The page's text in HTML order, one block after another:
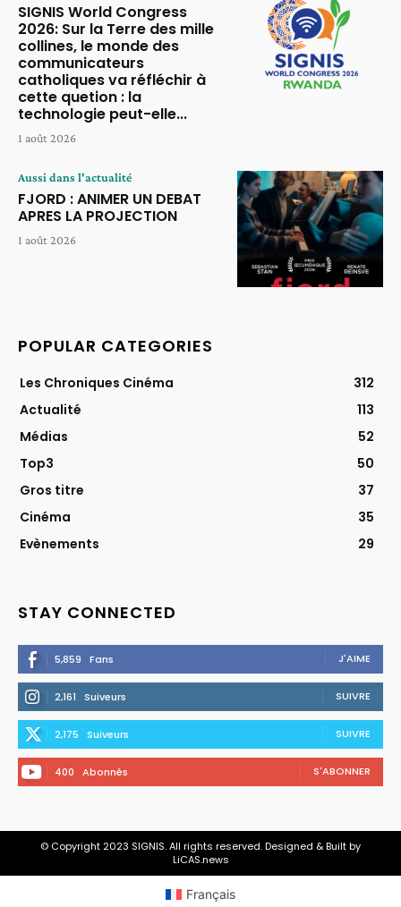
SIGNIS World Congress
2026: Sur la Terre des mille
collines, le monde des
communicateurs
catholiques va réfléchir à
cette quetion : la
technologie peut-elle...
1 août 2026
Aussi dans l'actualité
FJORD : ANIMER UN DEBAT
APRES LA PROJECTION
1 août 2026
POPULAR CATEGORIES
Les Chroniques Cinéma
312
Actualité
113
Médias
52
Top3
50
Gros titre
37
Cinéma
35
Evènements
29
STAY CONNECTED
5,859 Fans J'AIME
2,161 Suiveurs SUIVRE
2,175 Suiveurs SUIVRE
400 Abonnés S'ABONNER
© Copyright 2023 SIGNIS. All rights reserved. Designed & Built by
LiCAS.news
Français